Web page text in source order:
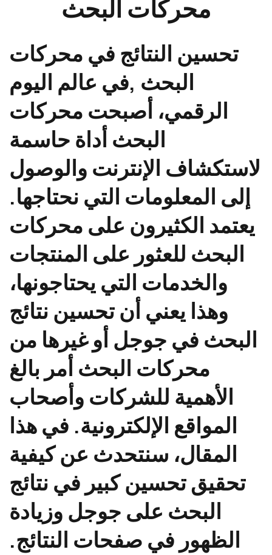
محركات البحث
تحسين النتائج في محركات
البحث ,في عالم اليوم
الرقمي، أصبحت محركات
البحث أداة حاسمة
لاستكشاف الإنترنت والوصول
إلى المعلومات التي نحتاجها.
يعتمد الكثيرون على محركات
البحث للعثور على المنتجات
والخدمات التي يحتاجونها،
وهذا يعني أن تحسين نتائج
البحث في جوجل أو غيرها من
محركات البحث أمر بالغ
الأهمية للشركات وأصحاب
المواقع الإلكترونية. في هذا
المقال، سنتحدث عن كيفية
تحقيق تحسين كبير في نتائج
البحث على جوجل وزيادة
الظهور في صفحات النتائج.